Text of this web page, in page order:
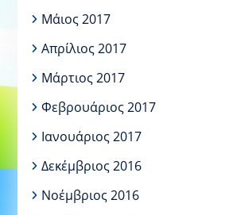
Μάιος 2017
Απρίλιος 2017
Μάρτιος 2017
Φεβρουάριος 2017
Ιανουάριος 2017
Δεκέμβριος 2016
Νοέμβριος 2016